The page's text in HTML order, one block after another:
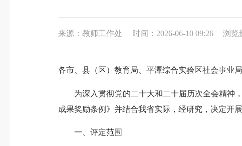
来源：教师工作处 时间：2026-06-10 09:26 浏览
各市、县（区）教育局、平潭综合实验区社会事业
为深入贯彻党的二十大和二十届历次全会精神，
成果奖励条例》并结合我省实际，经研究，决定开
一、评定范围